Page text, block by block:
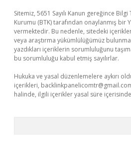
Sitemiz, 5651 Sayılı Kanun gereğince
Kurumu (BTK) tarafından onaylanmış bir
vermektedir. Bu nedenle, sitedeki
veya araştırma yükümlülüğümüz
yazdıkları içeriklerin sorumluluğunu
bu sorumluluğu kabul etmiş sayılırlar.
Hukuka ve yasal düzenlemelere aykırı
içerikleri,
halinde, ilgili içerikler yasal süre